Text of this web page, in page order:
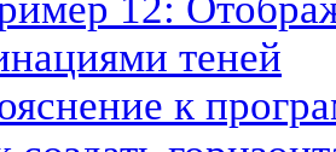
теней
к